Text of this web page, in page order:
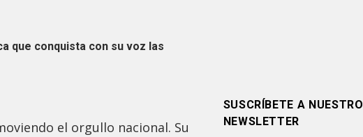
que conquista con su voz las
el orgullo nacional. Su
SUSCRÍBETE A NUESTRO
NEWSLETTER